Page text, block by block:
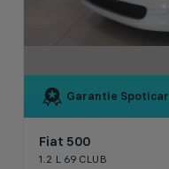
Garantie Spoticar
Fiat 500
1.2 L 69 CLUB